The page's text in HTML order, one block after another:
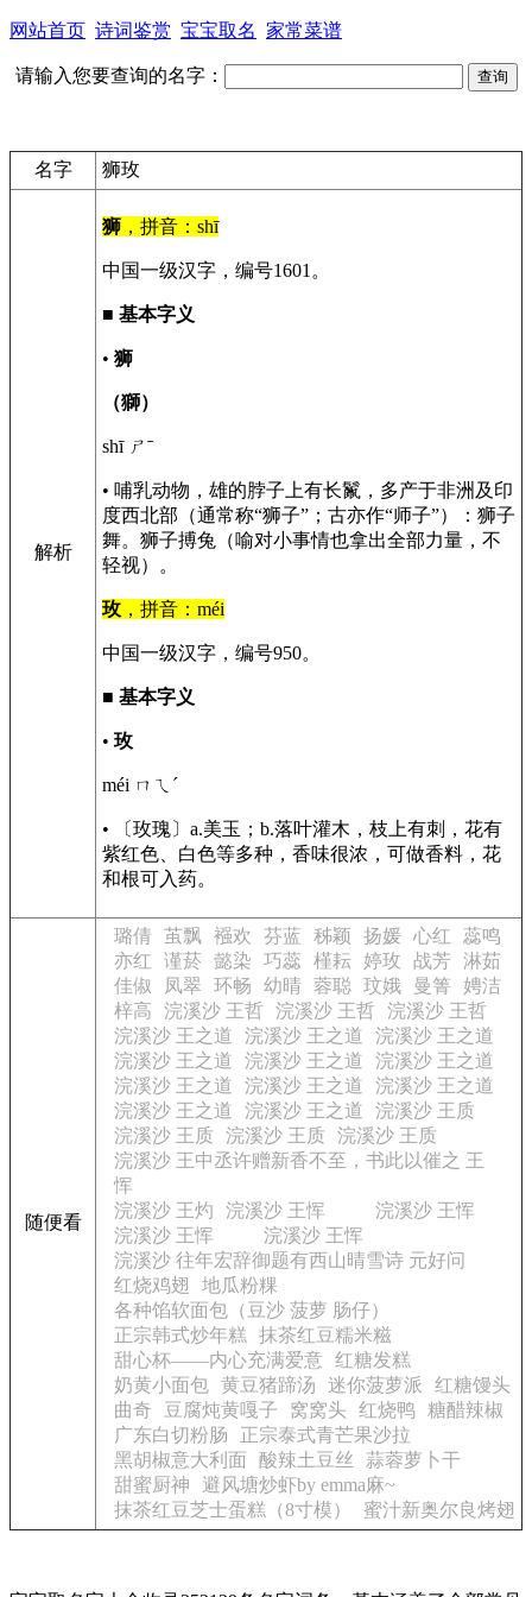
网站首页 诗词鉴赏 宝宝取名 家常菜谱
请输入您要查询的名字：
名字 狮玫
解析
狮 ，拼音：shī
中国一级汉字，编号1601。
■ 基本字义
• 狮
（獅）
shī ㄕˉ
• 哺乳动物，雄的脖子上有长鬣，多产于非洲及印
度西北部（通常称“狮子”；古亦作“师子”）：狮子
舞。狮子搏兔（喻对小事情也拿出全部力量，不
轻视）。
玫 ，拼音：méi
中国一级汉字，编号950。
■ 基本字义
• 玫
méi ㄇㄟˊ
• 〔玫瑰〕a.美玉；b.落叶灌木，枝上有刺，花有
紫红色、白色等多种，香味很浓，可做香料，花
和根可入药。
随便看
璐倩 茧飘 襁欢 芬蓝 秭颖 扬媛 心红
蕊鸣
亦红
谨菸 懿染 巧蕊 槿耘 婷玫 战芳 淋茹
佳俶
凤翠 环畅 幼晴 蓉聪 玟娥 曼箐
娉洁
梓高
浣溪沙 王哲 浣溪沙 王哲
浣溪沙 王哲
浣溪沙 王之道
浣溪沙 王之道
浣溪沙 王之道
浣溪沙 王之道
浣溪沙 王之道
浣溪沙 王之道
浣溪沙 王之道
浣溪沙 王之道
浣溪沙 王之道
浣溪沙 王之道
浣溪沙 王之道
浣溪沙 王质
浣溪沙 王质
浣溪沙 王质
浣溪沙 王质
浣溪沙 王中丞许赠新香不至，书此以催之 王
恽
浣溪沙 王灼
浣溪沙 王恽
浣溪沙 王恽
浣溪沙 王恽
浣溪沙 王恽
浣溪沙 往年宏辞御题有西山晴雪诗 元好问
红烧鸡翅
地瓜粉粿
各种馅软面包（豆沙 菠萝 肠仔）
正宗韩式炒年糕
抹茶红豆糯米糍
甜心杯——内心充满爱意
红糖发糕
奶黄小面包 黄豆猪蹄汤 迷你菠萝派
红糖馒头
曲奇
豆腐炖黄嘎子 窝窝头 红烧鸭 糖醋辣椒
广东白切粉肠
正宗泰式青芒果沙拉
黑胡椒意大利面
酸辣土豆丝
蒜蓉萝卜干
甜蜜厨神
避风塘炒虾by emma麻~
抹茶红豆芝士蛋糕（8寸模）
蜜汁新奥尔良烤翅